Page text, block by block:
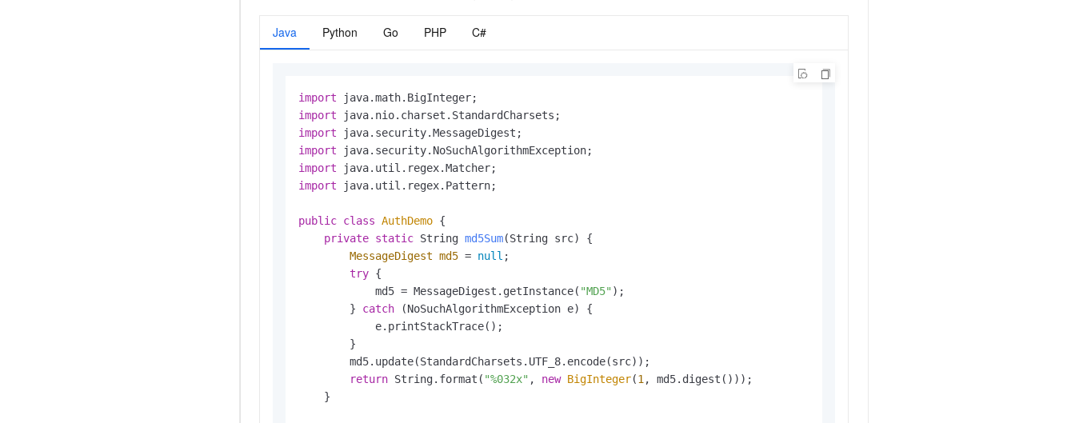
Java Python Go PHP C#
import
import
import
import
import
import java.util.regex.Pattern;
public class AuthDemo {
private static String md5Sum(String src)
{
MessageDigest md5 = null ;
try {
            md5 = MessageDigest.getInstance(
"MD5" );
        }
catch (NoSuchAlgorithmException e) {
            e.printStackTrace();
        }
        md5.update(StandardCharsets.UTF_8.encode(src));
return String.format( "%032x" , new BigInteger(1 , md5.digest()));
    }